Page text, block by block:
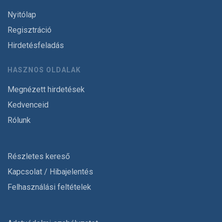
Nyitólap
Regisztráció
Hirdetésfeladás
HASZNOS OLDALAK
Megnézett hirdetések
Kedvenceid
Rólunk
Részletes kereső
Kapcsolat / Hibajelentés
Felhasználási feltételek